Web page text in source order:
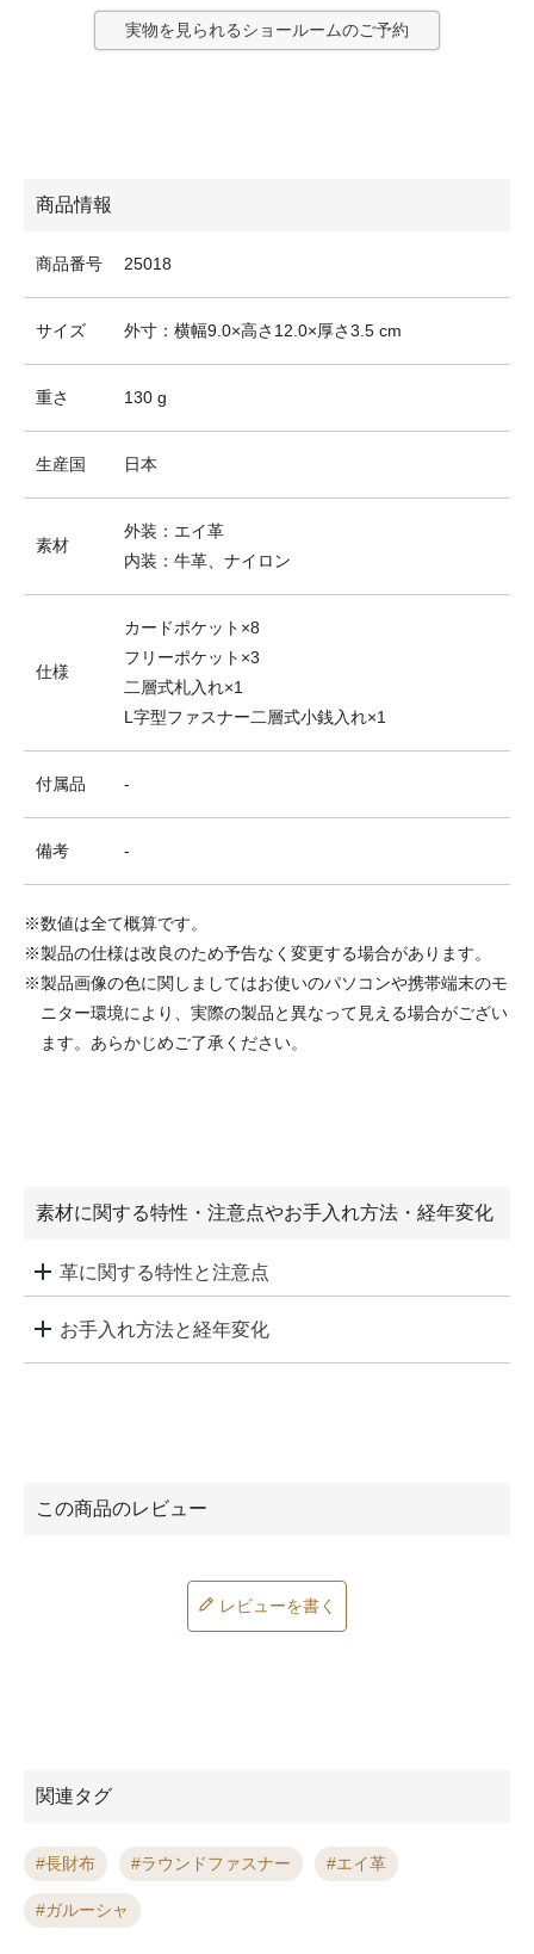
実物を見られるショールームのご予約
商品情報
商品番号 25018
サイズ 外寸：横幅9.0×高さ12.0×厚さ3.5 cm
重さ 130 g
生産国 日本
素材
外装：エイ革
内装：牛革、ナイロン
仕様
カードポケット×8
フリーポケット×3
二層式札入れ×1
L字型ファスナー二層式小銭入れ×1
付属品 -
備考 -
※数値は全て概算です。
※製品の仕様は改良のため予告なく変更する場合があります。
※製品画像の色に関しましてはお使いのパソコンや携帯端末のモ
ニター環境により、実際の製品と異なって見える場合がござい
ます。あらかじめご了承ください。
素材に関する特性・注意点やお手入れ方法・経年変化
革に関する特性と注意点
お手入れ方法と経年変化
レビューを書く
関連タグ
長財布 ラウンドファスナー エイ革
ガルーシャ